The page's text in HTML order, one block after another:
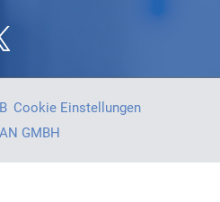
Cookie Einstellungen
GMBH